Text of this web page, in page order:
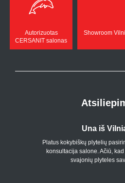
Autorizuotas
CERSANIT salonas
Showroom
Una iš
Platus kokybiškų plytelių
konsultacija salone. Ačiū,
svajonių plyteles